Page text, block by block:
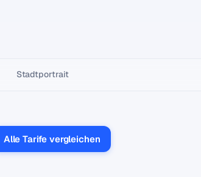
Stadtportrait
Alle Tarife vergleichen